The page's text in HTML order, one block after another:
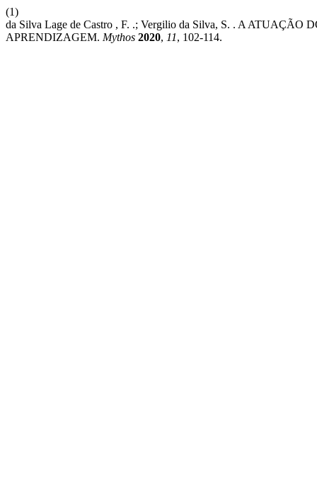
(1)
da Silva Lage de Castro , F. .; Vergilio da Silva, S. . A
APRENDIZAGEM. Mythos 2020, 11, 102-114.